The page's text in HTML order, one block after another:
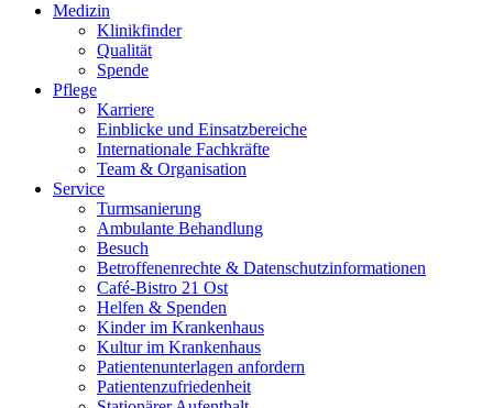
Medizin
Klinikfinder
Qualität
Spende
Pflege
Karriere
Einblicke und Einsatzbereiche
Internationale Fachkräfte
Team & Organisation
Service
Turmsanierung
Ambulante Behandlung
Besuch
Betroffenenrechte & Datenschutzinformationen
Café-Bistro 21 Ost
Helfen & Spenden
Kinder im Krankenhaus
Kultur im Krankenhaus
Patientenunterlagen anfordern
Patientenzufriedenheit